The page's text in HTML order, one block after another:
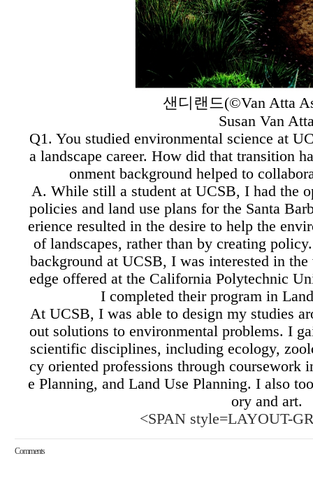
샌디랜드(©Van Atta
Susan Van
Q1. You studied environmental science at
a landscape career. How did that transition
onment background helped to
A. While still a student at UCSB, I had the
policies and land use plans for the Santa
erience resulted in the desire to help the
of landscapes, rather than by creating policy.
background at UCSB, I was interested in
edge offered at the California Polytechnic
I completed their program in
At UCSB, I was able to design my studies
out solutions to environmental problems. I
scientific disciplines, including ecology,
cy oriented professions through coursework
e Planning, and Land Use Planning. I also
ory and art.
<SPAN style=LAYOUT-
Comments